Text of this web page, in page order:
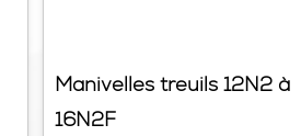
Manivelles treuils 12N2 à
16N2F